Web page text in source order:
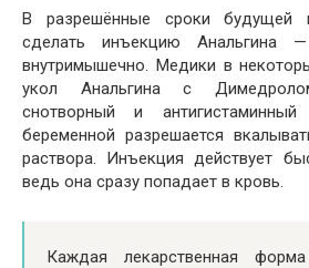
В разрешённые сроки
сделать инъекцию Анальгина
внутримышечно. Медики в
укол Анальгина с
снотворный и
беременной разрешается
раствора. Инъекция действует
ведь она сразу попадает в кровь.
Каждая лекарственная